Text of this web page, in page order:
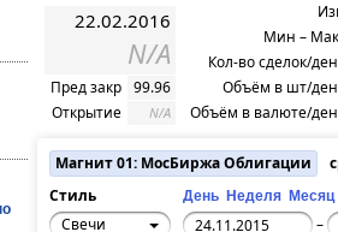
22.02.2016
N/A
Пред закр 99.96
Открытие
N/A
Мин –
Кол-во сделок/
Объём в шт/
Объём в валюте/
Магнит 01: МосБиржа Облигации
Стиль
День Неделя Месяц
Свечи
–